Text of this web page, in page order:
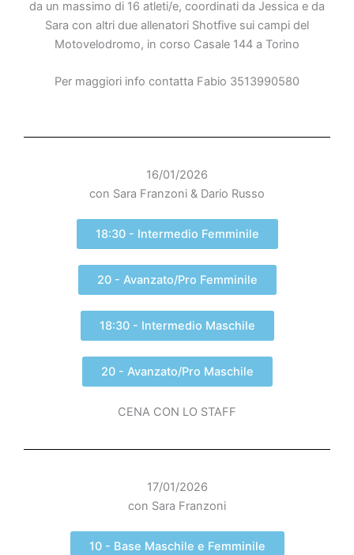
da un massimo di 16 atleti/e, coordinati da Jessica e da
Sara con altri due allenatori Shotfive sui campi del
Motovelodromo, in corso Casale 144 a Torino
Per maggiori info contatta Fabio 3513990580
16/01/2026
con Sara Franzoni & Dario Russo
18:30 - Intermedio Femminile
20 - Avanzato/Pro Femminile
18:30 - Intermedio Maschile
20 - Avanzato/Pro Maschile
CENA CON LO STAFF
17/01/2026
con Sara Franzoni
10 - Base Maschile e Femminile